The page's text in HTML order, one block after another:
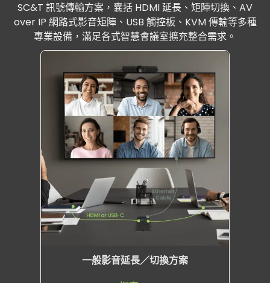
SC&T 訊號傳輸方案，囊括 HDMI 延長、矩陣切換、AV
over IP 網路式影音矩陣、USB 觸控板、KVM 傳輸等多種
專業設備，滿足各式智慧會議室擴充整合需求。
一般影音延長／切換方案